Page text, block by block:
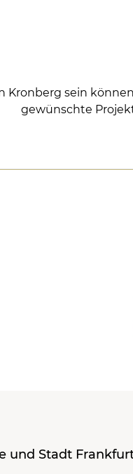
Kronberg sein
gewünschte
und Stadt